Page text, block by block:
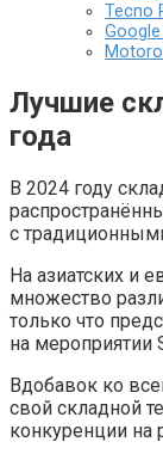
Tecno
Google
Лучшие
года
В 2024 году
с
На азиатских и
множество
только что
на мероприятии
Вдобавок ко
свой складной
конкуренции на